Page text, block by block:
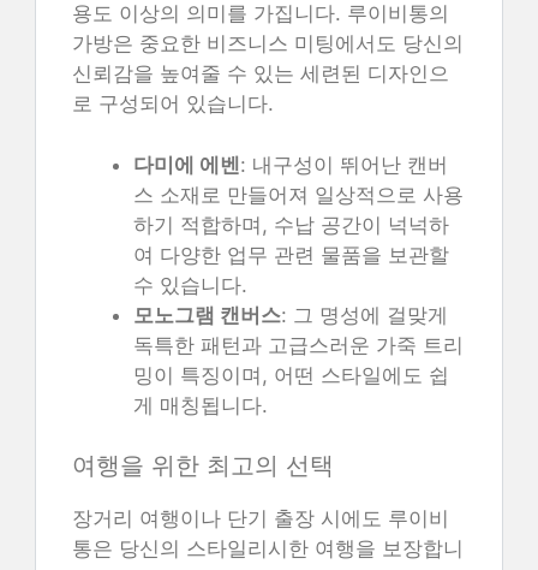
용도 이상의 의미를 가집니다. 루이비통의
가방은 중요한 비즈니스 미팅에서도 당신의
신뢰감을 높여줄 수 있는 세련된 디자인으
로 구성되어 있습니다.
다미에 에벤: 내구성이 뛰어난 캔버
스 소재로 만들어져 일상적으로 사용
하기 적합하며, 수납 공간이 넉넉하
여 다양한 업무 관련 물품을 보관할
수 있습니다.
모노그램 캔버스: 그 명성에 걸맞게
독특한 패턴과 고급스러운 가죽 트리
밍이 특징이며, 어떤 스타일에도 쉽
게 매칭됩니다.
여행을 위한 최고의 선택
장거리 여행이나 단기 출장 시에도 루이비
통은 당신의 스타일리시한 여행을 보장합니